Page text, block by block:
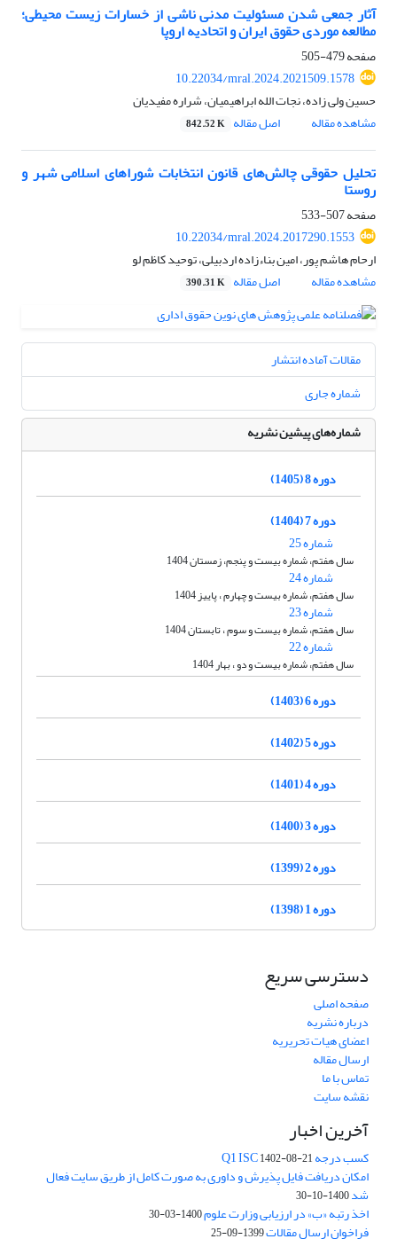
آثار جمعی شدن مسئولیت مدنی ناشی از خسارات زیست محیطی؛
مطالعه موردی حقوق ایران و اتحادیه اروپا
صفحه479-505
10.22034/mral.2024.2021509.1578
حسین ولی زاده، نجات الله ابراهیمیان، شراره مفیدیان
مشاهده مقاله
اصل مقاله 842.52 K
تحلیل حقوقی چالش‌های قانون انتخابات شوراهای اسلامی شهر و
روستا
صفحه507-533
10.22034/mral.2024.2017290.1553
ارحام هاشم پور، امین بناءزاده اردبیلی، توحید کاظم لو
مشاهده مقاله
اصل مقاله 390.31 K
مقالات آماده انتشار
شماره جاری
شماره‌های پیشین نشریه
دوره 8 (1405)
دوره 7 (1404)
شماره 25
سال هفتم، شماره بیست و پنجم، زمستان 1404
شماره 24
سال هفتم، شماره بیست و چهارم ، پاییز 1404
شماره 23
سال هفتم، شماره بیست و سوم ، تابستان 1404
شماره 22
سال هفتم، شماره بیست و دو ، بهار 1404
دوره 6 (1403)
دوره 5 (1402)
دوره 4 (1401)
دوره 3 (1400)
دوره 2 (1399)
دوره 1 (1398)
دسترسی سریع
صفحه اصلی
درباره نشریه
اعضای هیات تحریریه
ارسال مقاله
تماس با ما
نقشه سایت
آخرین اخبار
کسب درجه Q1 ISC1402-08-21
امکان دریافت فایل پذیرش و داوری به صورت کامل از طریق سایت فعال
شد1400-10-30
اخذ رتبه «ب» در ارزیابی وزارت علوم1400-03-30
فراخوان ارسال مقالات1399-09-25